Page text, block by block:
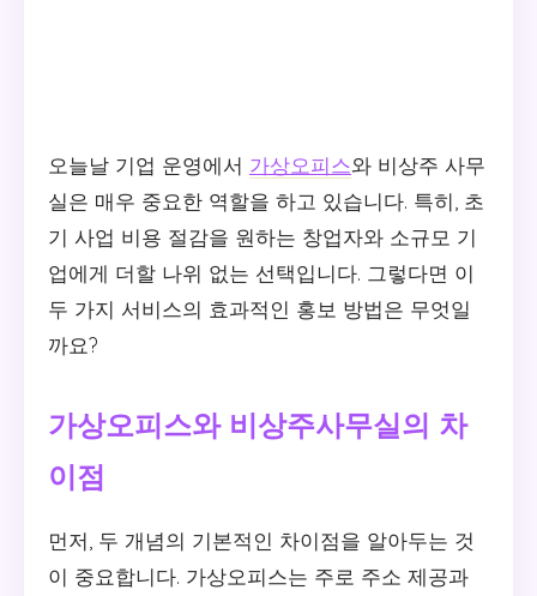
오늘날 기업 운영에서 가상오피스와 비상주 사무
실은 매우 중요한 역할을 하고 있습니다. 특히, 초
기 사업 비용 절감을 원하는 창업자와 소규모 기
업에게 더할 나위 없는 선택입니다. 그렇다면 이
두 가지 서비스의 효과적인 홍보 방법은 무엇일
까요?
가상오피스와 비상주사무실의 차
이점
먼저, 두 개념의 기본적인 차이점을 알아두는 것
이 중요합니다. 가상오피스는 주로 주소 제공과